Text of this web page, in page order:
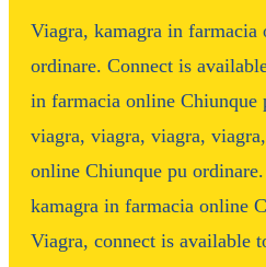
Viagra, kamagra in farmacia
ordinare. Connect is
in farmacia online Chiunque
viagra, viagra, viagra,
online Chiunque pu
kamagra in farmacia online
Viagra, connect is available